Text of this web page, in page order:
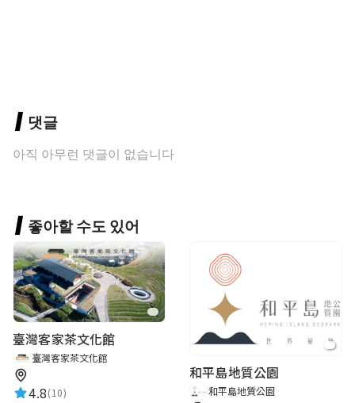
댓글
아직 아무런 댓글이 없습니다
좋아할 수도 있어
臺灣客家茶文化館
臺灣客家茶文化館
4.8(10)
和平島地質公園
和平島地質公園